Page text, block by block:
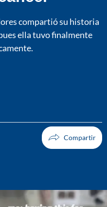
compartió su historia
ella tuvo finalmente